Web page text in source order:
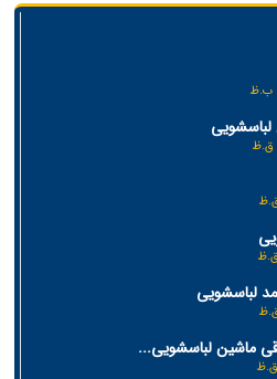
لباسشویی
ماشین لباسشویی...